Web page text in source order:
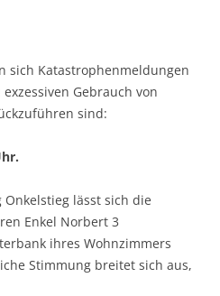
sich Katastrophenmeldungen
Gebrauch von
sind:
lässt sich die
Enkel Norbert 3
ihres Wohnzimmers
Stimmung breitet sich aus,